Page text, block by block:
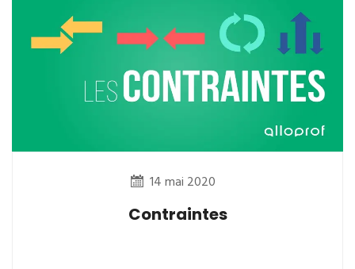
14 mai 2020
Contraintes